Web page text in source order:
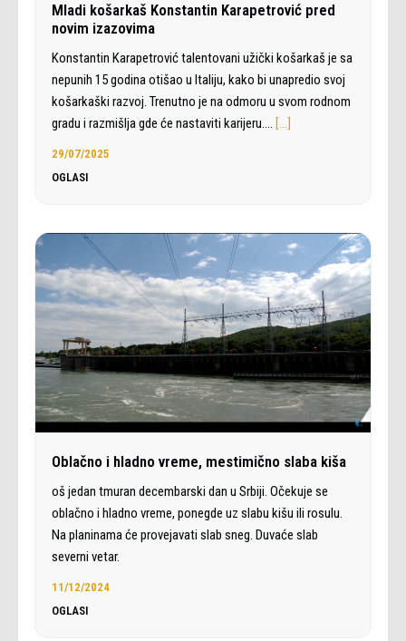
Mladi košarkaš Konstantin Karapetrović pred
novim izazovima
Konstantin Karapetrović talentovani užički košarkaš je sa
nepunih 15 godina otišao u Italiju, kako bi unapredio svoj
košarkaški razvoj. Trenutno je na odmoru u svom rodnom
gradu i razmišlja gde će nastaviti karijeru.… […]
29/07/2025
OGLASI
Oblačno i hladno vreme, mestimično slaba kiša
oš jedan tmuran decembarski dan u Srbiji. Očekuje se
oblačno i hladno vreme, ponegde uz slabu kišu ili rosulu.
Na planinama će provejavati slab sneg. Duvaće slab
severni vetar.
11/12/2024
OGLASI